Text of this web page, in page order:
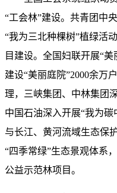
“工会林”建设。共青团中
“我为三北种棵树”植绿活
目建设。全国妇联开展“
建设“美丽庭院”2000余万
理，三峡集团、中林集团
中国石油深入开展“我为
与长江、黄河流域生态保
“四季常绿”生态景观体系
公益示范林项目。